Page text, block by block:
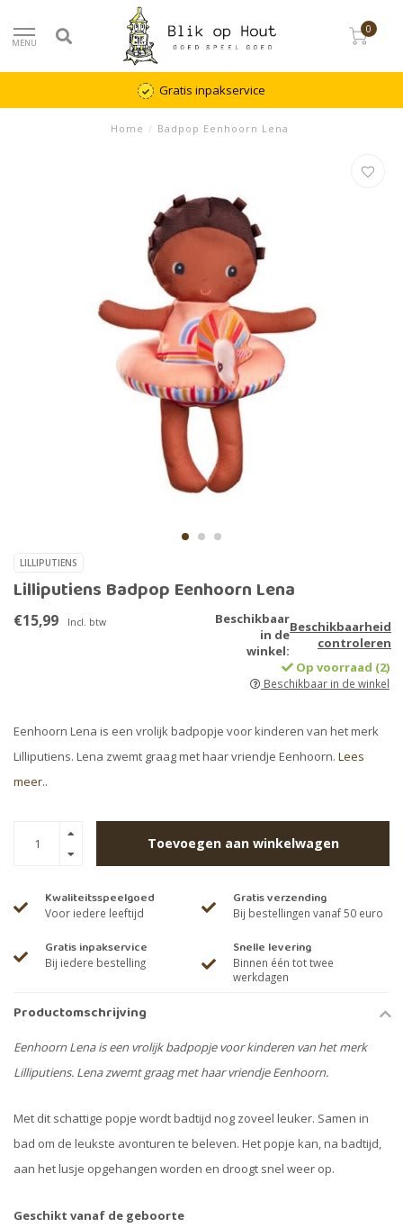
MENU
0
Gratis inpakservice
Home / Badpop Eenhoorn Lena
LILLIPUTIENS
Lilliputiens Badpop Eenhoorn Lena
€15,99 Incl. btw
Beschikbaar
in de
winkel:
Beschikbaarheid
controleren
Op voorraad (2)
Beschikbaar in de winkel
Eenhoorn Lena is een vrolijk badpopje voor kinderen van het merk
Lilliputiens. Lena zwemt graag met haar vriendje Eenhoorn. Lees
meer..
Toevoegen aan winkelwagen
Kwaliteitsspeelgoed
Voor iedere leeftijd
Gratis verzending
Bij bestellingen vanaf 50 euro
Gratis inpakservice
Bij iedere bestelling
Snelle levering
Binnen één tot twee
werkdagen
Productomschrijving
Eenhoorn Lena is een vrolijk badpopje voor kinderen van het merk
Lilliputiens. Lena zwemt graag met haar vriendje Eenhoorn.
Met dit schattige popje wordt badtijd nog zoveel leuker. Samen in
bad om de leukste avonturen te beleven. Het popje kan, na badtijd,
aan het lusje opgehangen worden en droogt snel weer op.
Geschikt vanaf de geboorte